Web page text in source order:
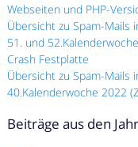
Webseiten und PHP-
Übersicht zu Spam-Mails
51. und
Crash Festplatte
Übersicht zu Spam-Mails
40.Kalenderwoche 2022
Beiträge aus den